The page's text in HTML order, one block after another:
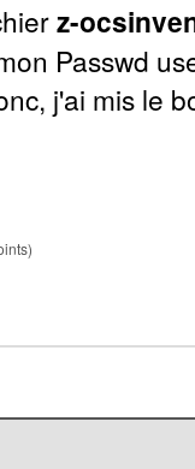
z-
Passwd
j'ai mis le